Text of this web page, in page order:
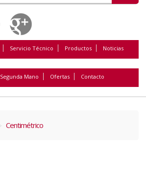
Servicio Técnico Productos Noticias
Segunda Mano Ofertas Contacto
Centimétrico